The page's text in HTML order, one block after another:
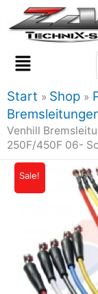
Inhalt
springen
Flyout
Menu
Start Shop
Venhill
250F/450F 06-
Sale!